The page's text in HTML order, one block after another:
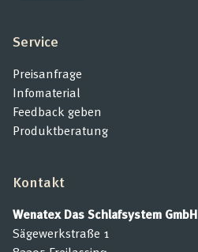
Service
Preisanfrage
Infomaterial
Feedback geben
Produktberatung
Kontakt
Wenatex Das Schlafsystem GmbH
Sägewerkstraße 1